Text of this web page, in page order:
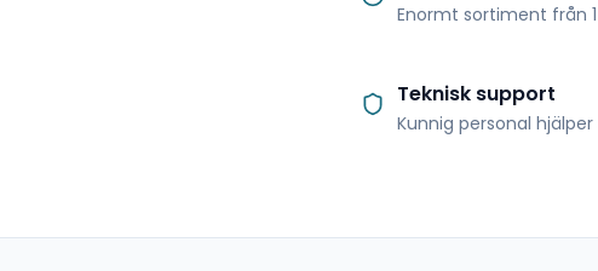
Enormt sortiment från
Teknisk support
Kunnig personal